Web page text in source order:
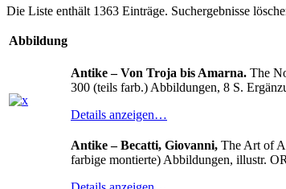
Die Liste enthält 1363 Einträge. Suchergebnisse
Abbildung
Antike – Von Troja bis Amarna. The
300 (teils farb.) Abbildungen, 8 S.
Details anzeigen…
Antike – Becatti, Giovanni, The Art of
farbige montierte) Abbildungen, illustr.